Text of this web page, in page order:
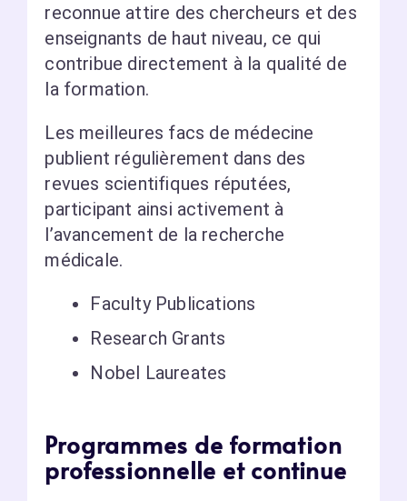
reconnue attire des chercheurs et des
enseignants de haut niveau, ce qui
contribue directement à la qualité de
la formation.
Les meilleures facs de médecine
publient régulièrement dans des
revues scientifiques réputées,
participant ainsi activement à
l’avancement de la recherche
médicale.
Faculty Publications
Research Grants
Nobel Laureates
Programmes de formation
professionnelle et continue